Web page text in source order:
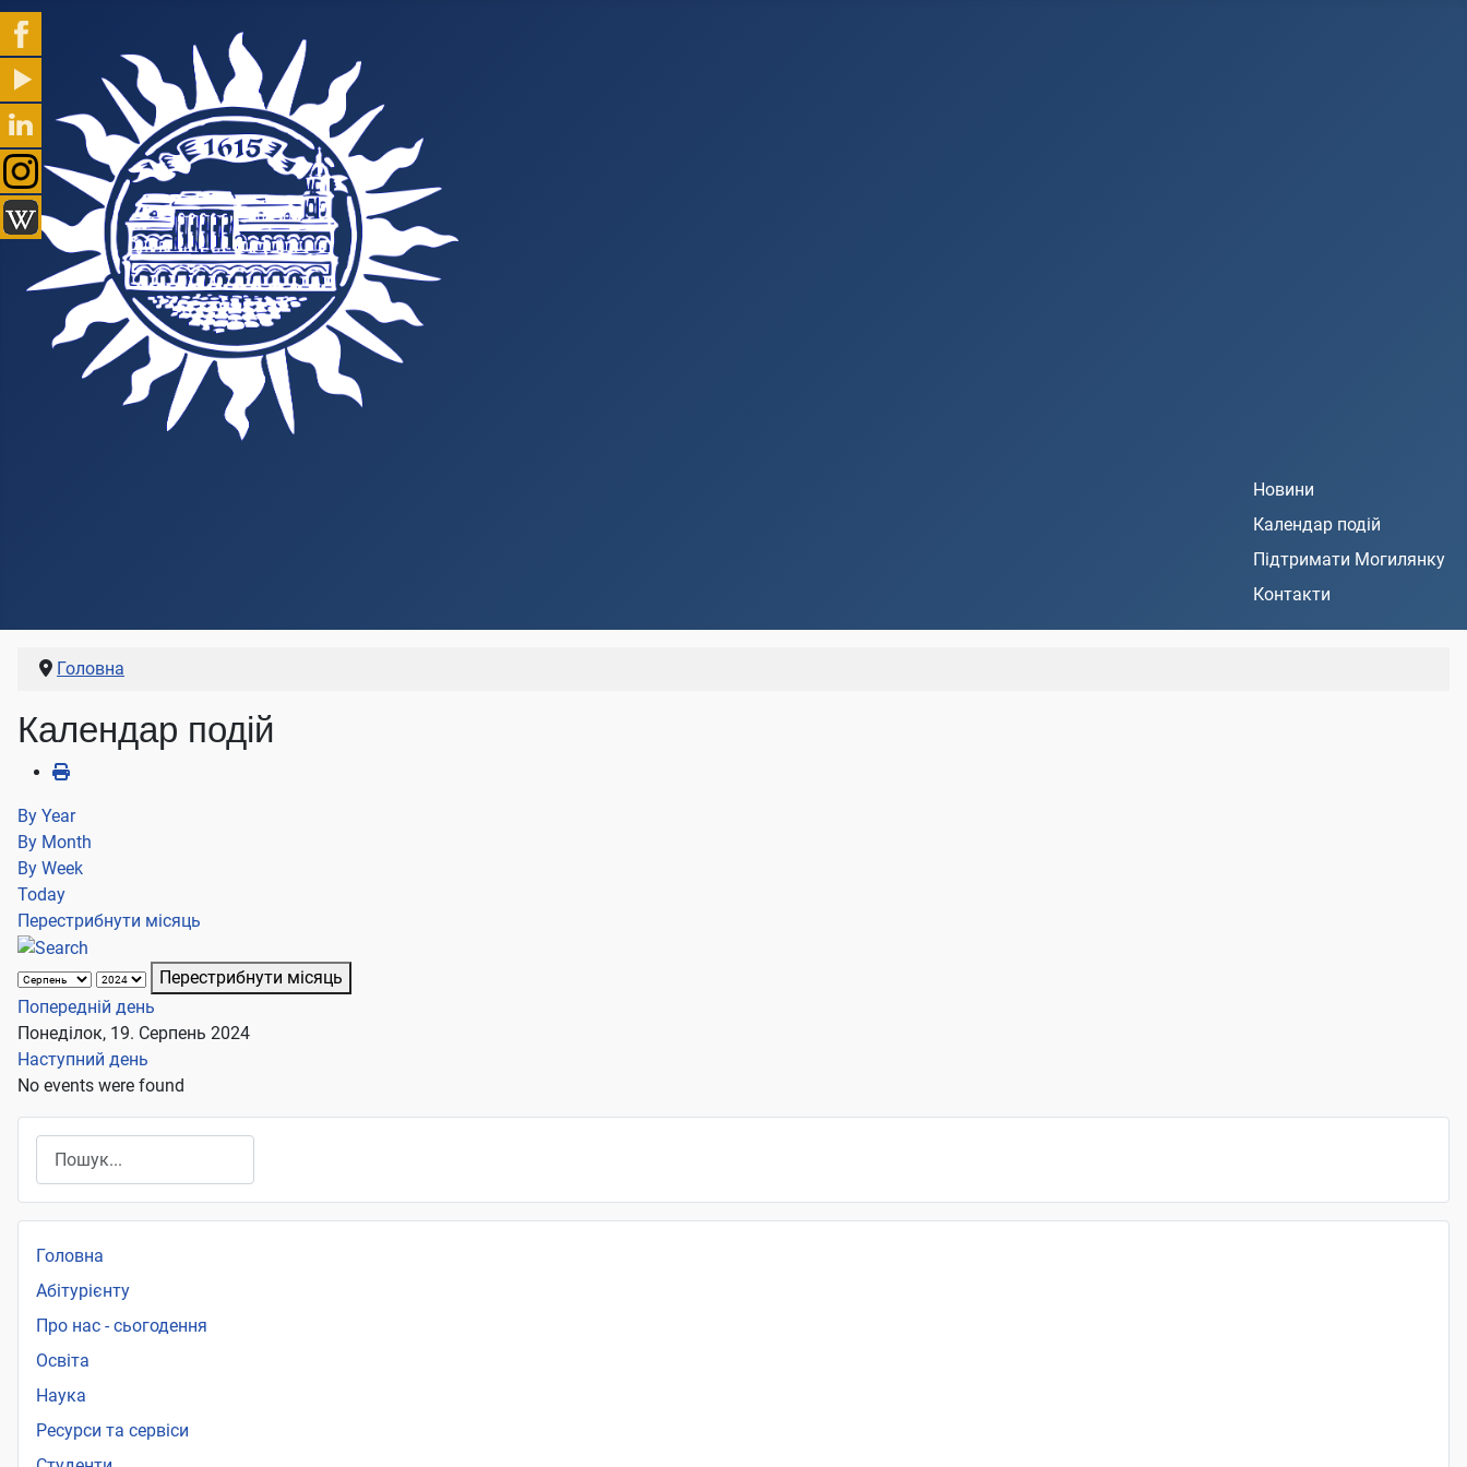
Новини
Календар подій
Підтримати Могилянку
Контакти
Головна
Календар подій
By Year
By Month
By Week
Today
Перестрибнути місяць
Перестрибнути місяць
Попередній день
Понеділок, 19. Серпень 2024
Наступний день
No events were found
Головна
Абітурієнту
Про нас - сьогодення
Освіта
Наука
Ресурси та сервіси